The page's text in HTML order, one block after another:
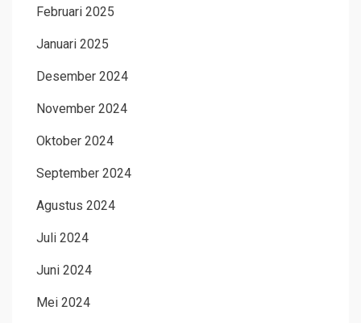
Februari 2025
Januari 2025
Desember 2024
November 2024
Oktober 2024
September 2024
Agustus 2024
Juli 2024
Juni 2024
Mei 2024